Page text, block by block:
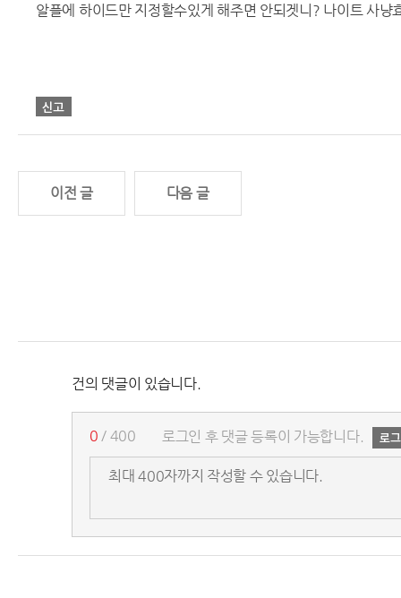
알플에 하이드만 지정할수있게 해주면 안되겟니? 나이트 사
이전 글 다음 글
건의 댓글이 있습니다.
로그인 후 댓글 등록이 가능합니다.
0 / 400